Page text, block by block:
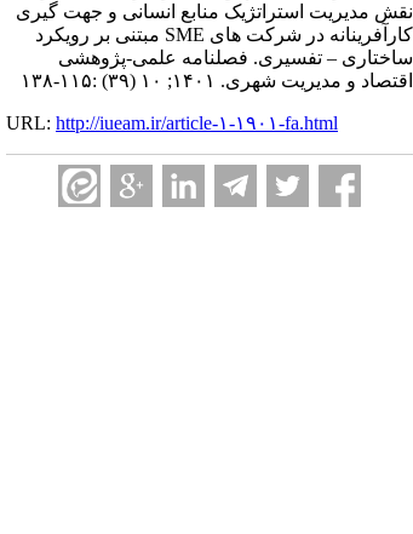
نقش مدیریت استراتژیک منابع انسانی و جهت‌ گیری
کارآفرینانه در شرکت ‌های SME مبتنی بر رویکرد
ساختاری – تفسیری. فصلنامه علمی-پژوهشی
اقتصاد و مدیریت شهری. ۱۴۰۱; ۱۰ (۳۹) :۱۱۵-۱۳۸
URL: http://iueam.ir/article-۱-۱۹۰۱-fa.html